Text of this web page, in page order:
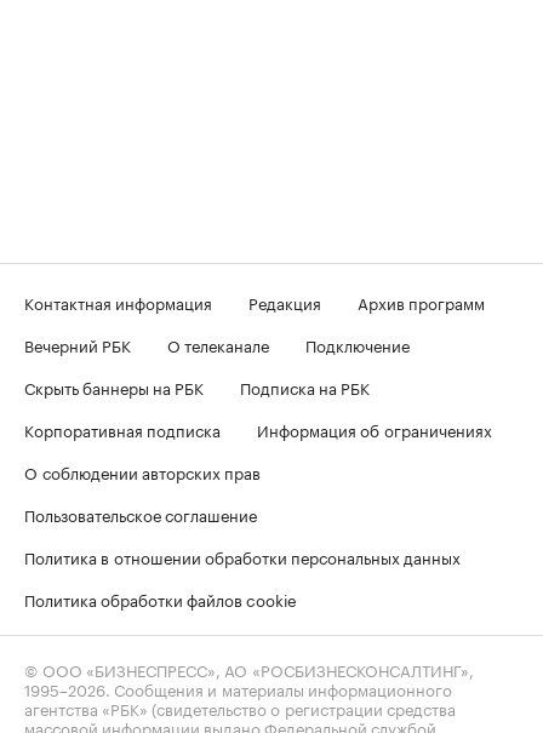
Контактная информация Редакция
Архив программ
Вечерний РБК
О телеканале
Подключение
Скрыть баннеры на РБК
Подписка на РБК
Корпоративная подписка
Информация об ограничениях
О соблюдении авторских прав
Пользовательское соглашение
Политика в отношении обработки персональных данных
Политика обработки файлов cookie
© ООО «БИЗНЕСПРЕСС», АО «РОСБИЗНЕСКОНСАЛТИНГ»,
1995–2026 . Сообщения и материалы информационного
агентства «РБК» (свидетельство о регистрации средства
массовой информации выдано Федеральной службой